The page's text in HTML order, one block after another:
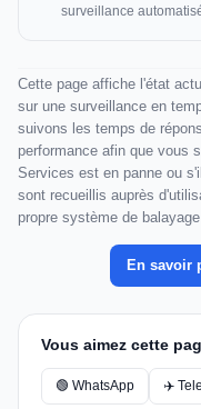
surveillance
Cette page affiche l'état
sur une surveillance en
suivons les temps de
performance afin que vous
Services est en panne ou
sont recueillis auprès
propre système de
En savoir
Vous aimez cette
🟢 WhatsApp ✈️